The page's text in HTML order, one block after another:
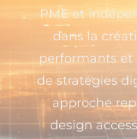
PME et
dans la
performants et
de stratégies
approche
design